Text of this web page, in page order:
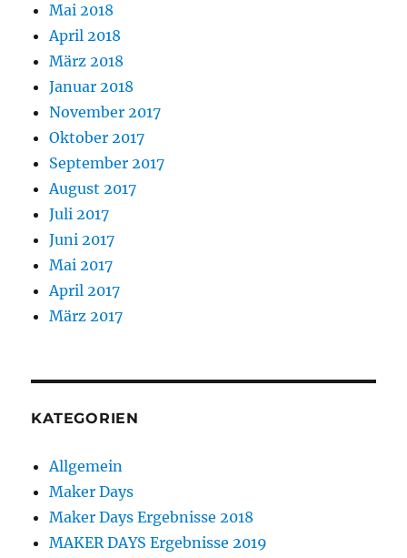
Mai 2018
April 2018
März 2018
Januar 2018
November 2017
Oktober 2017
September 2017
August 2017
Juli 2017
Juni 2017
Mai 2017
April 2017
März 2017
KATEGORIEN
Allgemein
Maker Days
Maker Days Ergebnisse 2018
MAKER DAYS Ergebnisse 2019